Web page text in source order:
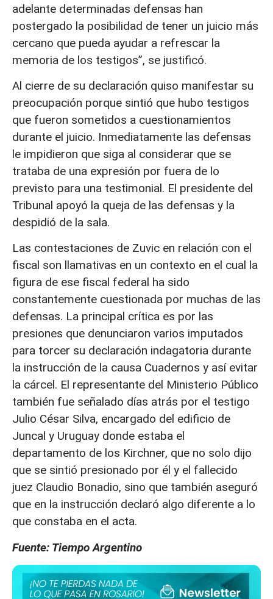
adelante determinadas defensas han
postergado la posibilidad de tener un juicio más
cercano que pueda ayudar a refrescar la
memoria de los testigos”, se justificó.
Al cierre de su declaración quiso manifestar su
preocupación porque sintió que hubo testigos
que fueron sometidos a cuestionamientos
durante el juicio. Inmediatamente las defensas
le impidieron que siga al considerar que se
trataba de una expresión por fuera de lo
previsto para una testimonial. El presidente del
Tribunal apoyó la queja de las defensas y la
despidió de la sala.
Las contestaciones de Zuvic en relación con el
fiscal son llamativas en un contexto en el cual la
figura de ese fiscal federal ha sido
constantemente cuestionada por muchas de las
defensas. La principal crítica es por las
presiones que denunciaron varios imputados
para torcer su declaración indagatoria durante
la instrucción de la causa Cuadernos y así evitar
la cárcel. El representante del Ministerio Público
también fue señalado días atrás por el testigo
Julio César Silva, encargado del edificio de
Juncal y Uruguay donde estaba el
departamento de los Kirchner, que no solo dijo
que se sintió presionado por él y el fallecido
juez Claudio Bonadio, sino que también aseguró
que en la instrucción declaró algo diferente a lo
que constaba en el acta.
Fuente: Tiempo Argentino